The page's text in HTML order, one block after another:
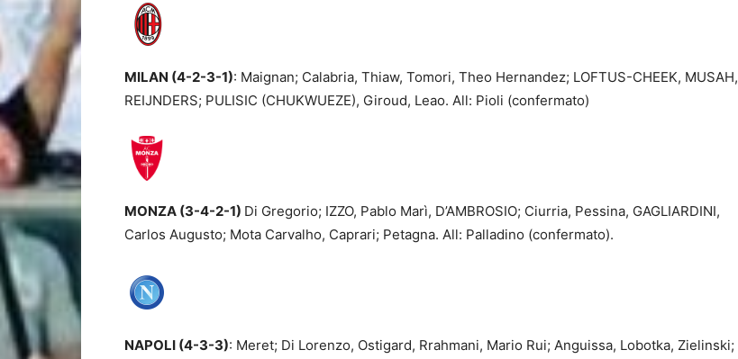
MILAN (4-2-3-1): Maignan; Calabria, Thiaw, Tomori, Theo Hernandez; LOFTUS-CHEEK, MUSAH,
REIJNDERS; PULISIC (CHUKWUEZE), Giroud, Leao. All: Pioli (confermato)
MONZA (3-4-2-1) Di Gregorio; IZZO, Pablo Marì, D’AMBROSIO; Ciurria, Pessina, GAGLIARDINI,
Carlos Augusto; Mota Carvalho, Caprari; Petagna. All: Palladino (confermato).
NAPOLI (4-3-3): Meret; Di Lorenzo, Ostigard, Rrahmani, Mario Rui; Anguissa, Lobotka, Zielinski;